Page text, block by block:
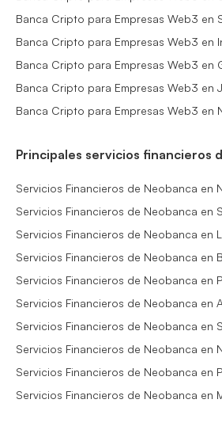
Banca Cripto para Empresas Web3 en
Banca Cripto para Empresas Web3 en
Banca Cripto para Empresas Web3 en
Banca Cripto para Empresas Web3 en
Banca Cripto para Empresas Web3 en
Principales servicios financieros
Servicios Financieros de Neobanca en
Servicios Financieros de Neobanca en
Servicios Financieros de Neobanca en
Servicios Financieros de Neobanca en
Servicios Financieros de Neobanca en
Servicios Financieros de Neobanca en
Servicios Financieros de Neobanca en
Servicios Financieros de Neobanca en
Servicios Financieros de Neobanca en
Servicios Financieros de Neobanca en